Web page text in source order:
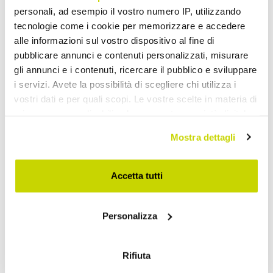
personali, ad esempio il vostro numero IP, utilizzando
tecnologie come i cookie per memorizzare e accedere
alle informazioni sul vostro dispositivo al fine di
pubblicare annunci e contenuti personalizzati, misurare
gli annunci e i contenuti, ricercare il pubblico e sviluppare
i servizi. Avete la possibilità di scegliere chi utilizza i
vostri dati e per quali scopi. Le vostre scelte in materia di
modificare o revocare il proprio consenso in qualsiasi
momento dalla Dichiarazione sui cookie o facendo clic
sull'icona di attivazione della privacy.
raccogliere informazioni sulla tua posizione
Identificare il tuo dispositivo, scansionandolo
Mostra dettagli
Accetta tutti
Personalizza
Rifiuta
Oferta por tiempo limitado.
¡No te la pierdas!